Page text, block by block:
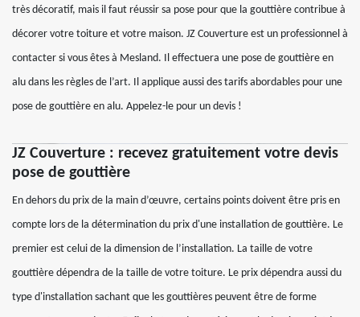
très décoratif, mais il faut réussir sa pose pour que la gouttière contribue à
décorer votre toiture et votre maison. JZ Couverture est un professionnel à
contacter si vous êtes à Mesland. Il effectuera une pose de gouttière en
alu dans les règles de l’art. Il applique aussi des tarifs abordables pour une
pose de gouttière en alu. Appelez-le pour un devis !
JZ Couverture : recevez gratuitement votre devis
pose de gouttière
En dehors du prix de la main d’œuvre, certains points doivent être pris en
compte lors de la détermination du prix d'une installation de gouttière. Le
premier est celui de la dimension de l’installation. La taille de votre
gouttière dépendra de la taille de votre toiture. Le prix dépendra aussi du
type d'installation sachant que les gouttières peuvent être de forme